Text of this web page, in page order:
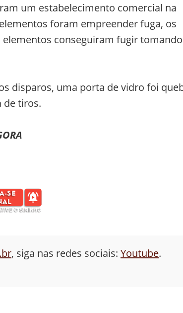
um estabelecimento comercial na
foram empreender fuga, os
conseguiram fugir tomando
disparos, uma porta de vidro foi
de tiros.
, siga nas redes sociais: Youtube.